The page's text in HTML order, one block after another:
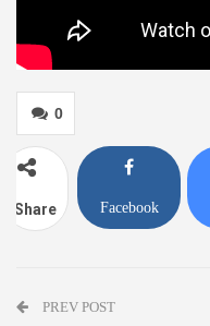
0
Share Facebook
PREV POST